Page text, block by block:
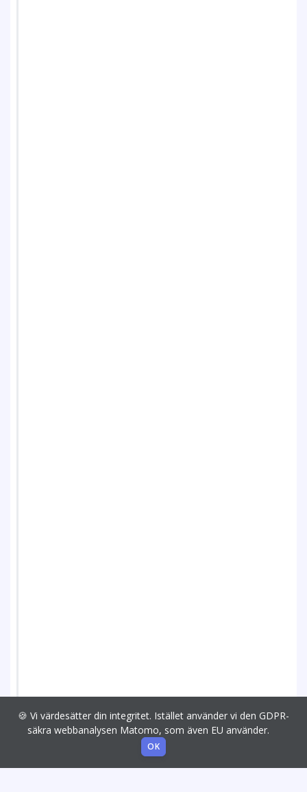
🍪 Vi värdesätter din integritet. Istället använder vi den GDPR-
säkra webbanalysen Matomo, som även EU använder.
OK